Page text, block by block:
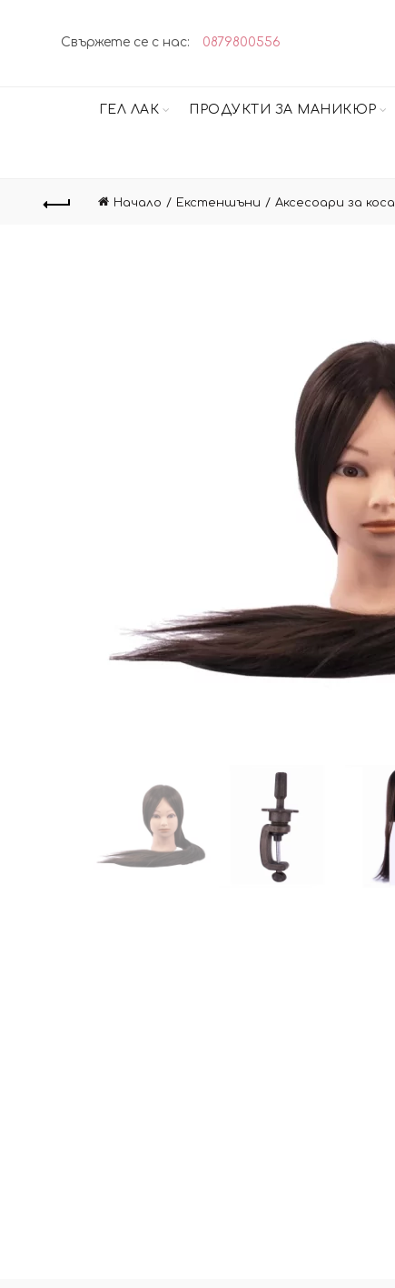
Свържете се с нас: 0879800556
ГЕЛ ЛАК ПРОДУКТИ ЗА МАНИКЮР
Начало Екстеншъни Аксесоари за коса